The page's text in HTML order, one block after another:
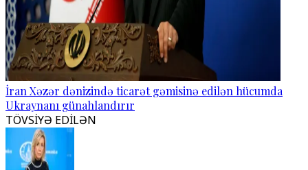
İran Xəzər dənizində ticarət gəmisinə edilən hücumda
Ukraynanı günahlandırır
TÖVSİYƏ EDİLƏN